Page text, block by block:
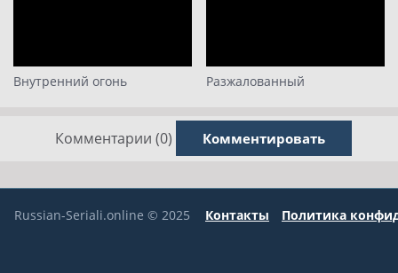
Внутренний огонь Разжалованный
Комментарии (0) Комментировать
Russian-Seriali.online © 2025 Контакты Политика